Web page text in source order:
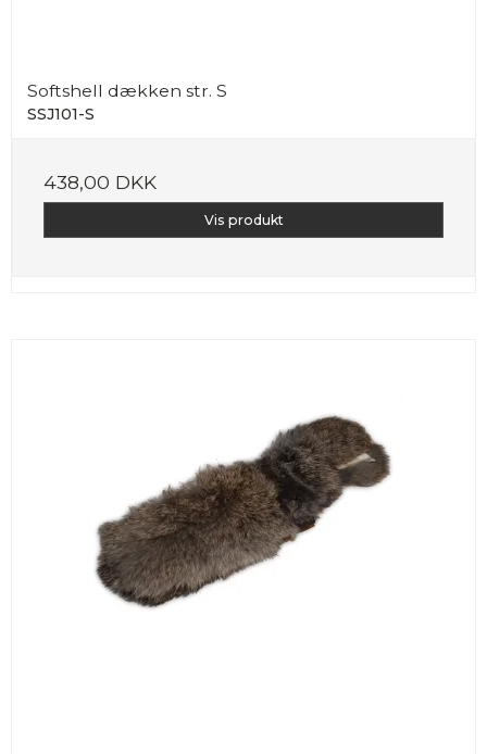
Softshell dækken str. S
SSJ101-S
438,00 DKK
Vis produkt